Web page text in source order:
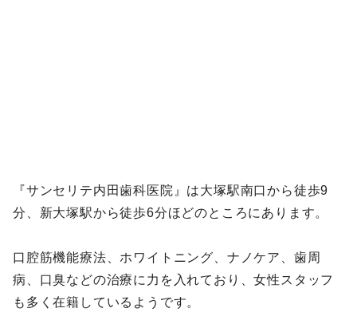
『サンセリテ内田歯科医院』は大塚駅南口から徒歩9
分、新大塚駅から徒歩6分ほどのところにあります。
口腔筋機能療法、ホワイトニング、ナノケア、歯周
病、口臭などの治療に力を入れており、女性スタッフ
も多く在籍しているようです。